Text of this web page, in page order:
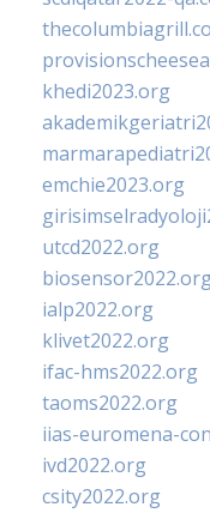
khedi2023.org
emchie2023.org
utcd2022.org
ialp2022.org
klivet2022.org
ifac-hms2022.org
taoms2022.org
iias-euromena-
ivd2022.org
csity2022.org